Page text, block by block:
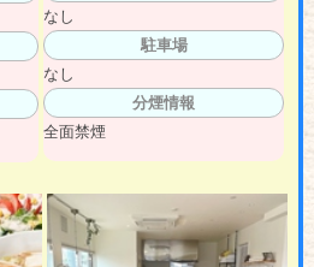
なし
駐車場
なし
分煙情報
全面禁煙